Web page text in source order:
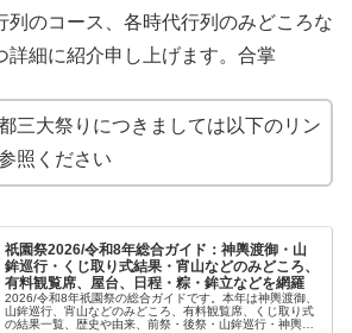
列のコース、各時代行列のみどころな
詳細に紹介申し上げます。合掌
三大祭りにつきましては以下のリン
照ください
祇園祭2026/令和8年総合ガイド：神輿渡御・山
鉾巡行・くじ取り式結果・宵山などのみどころ、
有料観覧席、屋台、日程・粽・鉾立などを網羅
2026/令和8年祇園祭の総合ガイドです。本年は神輿渡御、
山鉾巡行、宵山などのみどころ、有料観覧席、くじ取り式
の結果一覧、歴史や由来、前祭・後祭・山鉾巡行・神輿渡